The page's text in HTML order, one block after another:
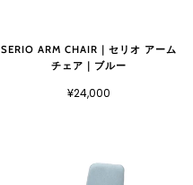
SERIO ARM CHAIR｜セリオ アーム
チェア｜ブルー
¥24,000